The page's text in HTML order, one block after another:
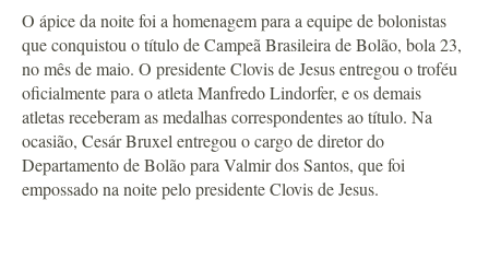
O ápice da noite foi a homenagem para a equipe de bolonistas
que conquistou o título de Campeã Brasileira de Bolão, bola 23,
no mês de maio. O presidente Clovis de Jesus entregou o troféu
oficialmente para o atleta Manfredo Lindorfer, e os demais
atletas receberam as medalhas correspondentes ao título. Na
ocasião, Cesár Bruxel entregou o cargo de diretor do
Departamento de Bolão para Valmir dos Santos, que foi
empossado na noite pelo presidente Clovis de Jesus.